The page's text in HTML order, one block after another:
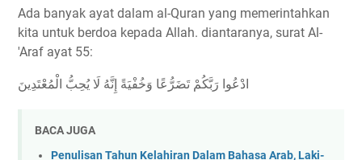
Ada banyak ayat dalam al-Quran yang memerintahkan
kita untuk berdoa kepada Allah. diantaranya, surat Al-
'Araf ayat 55:
ادْعُوا رَبَّكُمْ تَضَرُّعًا وَخُفْيَةً إِنَّهُ لَا يُحِبُّ الْمُعْتَدِينَ
BACA JUGA
Penulisan Tahun Kelahiran Dalam Bahasa Arab, Laki-